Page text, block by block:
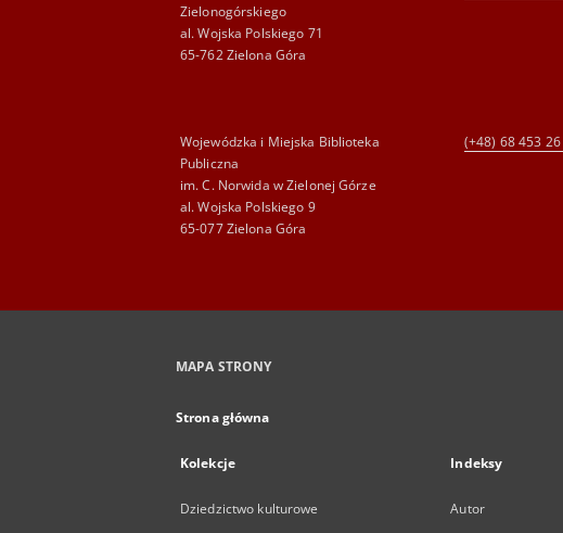
Zielonogórskiego
al. Wojska Polskiego 71
65-762 Zielona Góra
Wojewódzka i Miejska Biblioteka
Publiczna
im. C. Norwida w Zielonej Górze
al. Wojska Polskiego 9
65-077 Zielona Góra
(+48) 68 453
MAPA STRONY
Strona główna
Kolekcje
Dziedzictwo kulturowe
Indeksy
Autor